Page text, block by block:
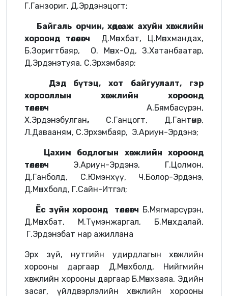
Г.Ганзориг, Д.Эрдэнэцогт;
Байгаль орчин, хөдөө аж ахуйн хөгжлийн
хороонд төлөөлөгч
Д.Мөнхбат, Ц.Мөнхмандах,
Б.Зоригтбаяр, О. Мөнх-Од, З.Хатанбаатар,
Д.Эрдэнэтуяа, С.Эрхэмбаяр;
Дэд бүтэц, хот байгуулалт, гэр
хорооллын хөгжлийн хороонд
төлөөлөгчА.Бямбасүрэн,
Х.Эрдэнэбулган, С.Ганцогт, Д.Гантөмөр,
Л.Давааням, С.Эрхэмбаяр, Э.Ариун-Эрдэнэ;
Цахим бодлогын хөгжлийн хороонд
төлөөлөгч
Э.Ариун-Эрдэнэ, Г.Цолмон,
Д.Ганболд, С.Юмэнхүү, Ч.Болор-Эрдэнэ,
Д.Мөнхболд, Г.Сайн-Итгэл;
Ёс зүйн хороонд төлөөлөгч Б.Мягмарсүрэн,
Д.Мөнхбат, М.Түмэнжаргал, Б.Мөнхдалай,
Г.Эрдэнэбат нар ажиллана
Эрх зүй, нутгийн удирдлагын хөгжлийн
хорооны даргаар Д.Мөнхболд, Нийгмийн
хөгжлийн хорооны даргаар Б.Мөнхзаяа, Эдийн
засаг, үйлдвэрлэлийн хөгжлийн хорооны